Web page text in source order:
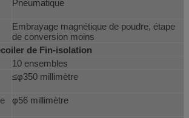
Pneumatique
Embrayage magnétique de poudre, étape
de conversion moins
de Fin-isolation
10 ensembles
≤φ350 millimètre
φ56 millimètre